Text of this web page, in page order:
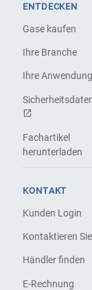
ENTDECKEN
Gase kaufen
Ihre Branche
Ihre Anwendung
Fachartikel
herunterladen
KONTAKT
Kunden Login
Kontaktieren
Händler finden
E-Rechnung